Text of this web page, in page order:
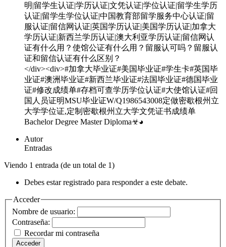
明|留学生认证|学历认证|文凭认证|学位认证|留学生学历
认证|留学生学位认证|中国教育部留学服务中心认证|留
服认证|留信网认证|英国学历认证|美国学历认证|加拿大
学历认证|新西兰学历认证|澳大利亚学历认证|留信网认
证有什么用？使馆公证有什么用？留服认可吗？留服认
证和留信认证有什么区别？
</div><div>#加拿大毕业证#美国毕业证#学生卡#英国毕
业证#澳洲毕业证#新西兰毕业证#法国毕业证#德国毕业
证#修改成绩单#存档可查学历学位认证#大使馆认证#回
国人员证明MSU毕业证W/Q1986543008定做密歇根州立
大学学位证,定制密歇根州立大学文凭证书成绩单
Bachelor Degree Master Diploma☣◕
Autor
Entradas
Viendo 1 entrada (de un total de 1)
Debes estar registrado para responder a este debate.
Acceder
Nombre de usuario:
Contraseña:
Recordar mi contraseña
Acceder